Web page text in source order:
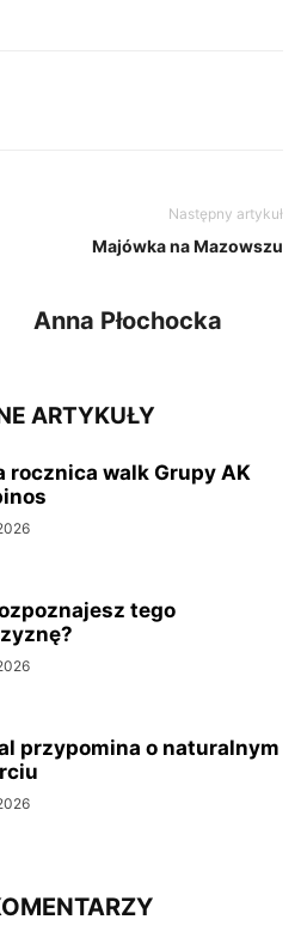
Następny artykuł
Majówka na Mazowszu
Anna Płochocka
ARTYKUŁY
rocznica walk Grupy AK
tego
przypomina o naturalnym